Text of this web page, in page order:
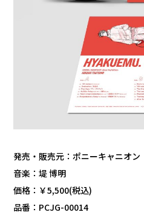
発売・販売元：ポニーキャニオン
音楽：堤 博明
価格：￥5,500(税込)
品番：PCJG-00014